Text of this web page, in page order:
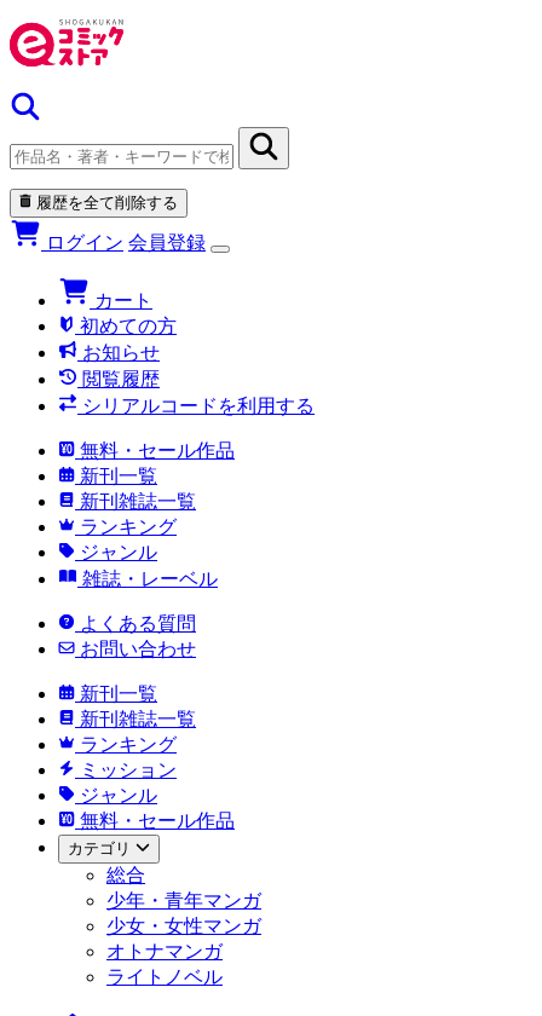
履歴を全て削除する
ログイン 会員登録
カート
初めての方
お知らせ
閲覧履歴
シリアルコードを利用する
無料・セール作品
新刊一覧
新刊雑誌一覧
ランキング
ジャンル
雑誌・レーベル
よくある質問
お問い合わせ
新刊一覧
新刊雑誌一覧
ランキング
ミッション
ジャンル
無料・セール作品
カテゴリ
総合
少年・青年マンガ
少女・女性マンガ
オトナマンガ
ライトノベル